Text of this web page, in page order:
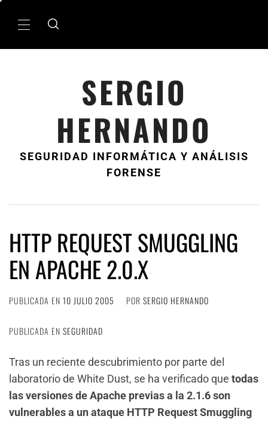
MenÃº
SERGIO
HERNANDO
SEGURIDAD INFORMÁTICA Y ANÁLISIS
FORENSE
HTTP REQUEST SMUGGLING
EN APACHE 2.0.X
PUBLICADA EN 10 JULIO 2005 POR SERGIO HERNANDO
PUBLICADA EN SEGURIDAD
Tras un reciente descubrimiento por parte del
laboratorio de White Dust, se ha verificado que todas
las versiones de Apache previas a la 2.1.6 son
vulnerables a un ataque HTTP Request Smuggling